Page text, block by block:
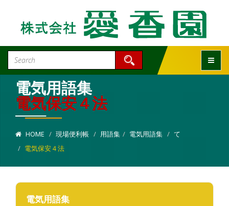
電気用語集
電気保安４法
HOME 現場便利帳 用語集 電気用語集
て
電気保安４法
電気用語集